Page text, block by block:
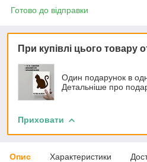
Готово до відправки
При купівлі цього товару
Один подарунок в
Детальніше про
Приховати
Опис Характеристики